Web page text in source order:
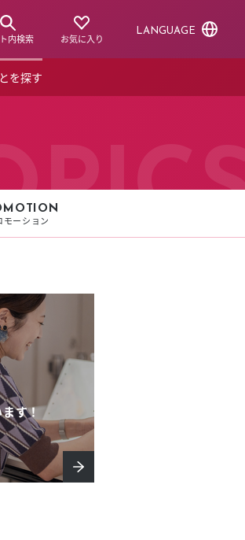
内検索 お気に入り
LANGUAGE
を探す
ク
モーション
す！